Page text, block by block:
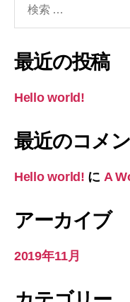
象:
最近の投稿
Hello world!
最近のコメ
Hello world! に A
アーカイブ
2019年11月